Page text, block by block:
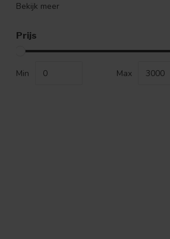
Bekijk meer
Prijs
Min Max